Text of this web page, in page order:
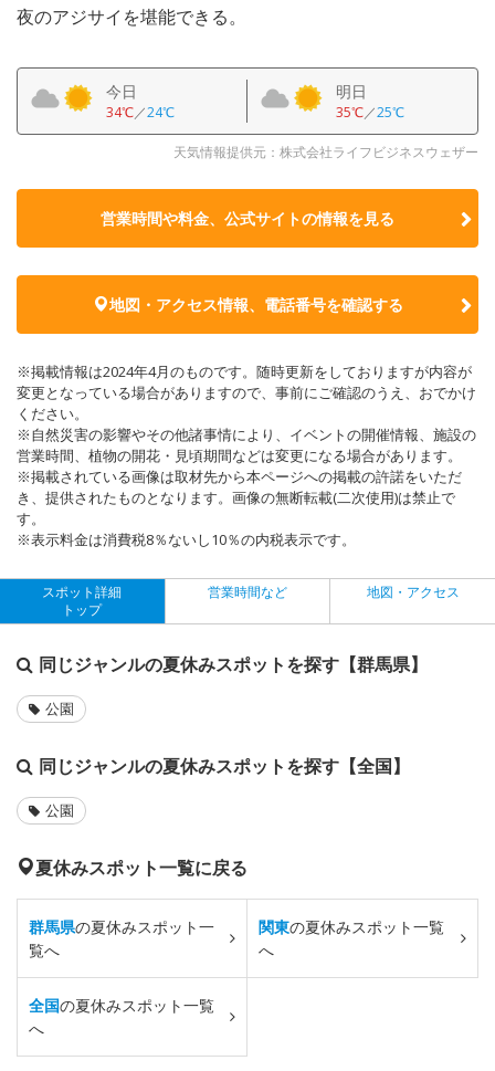
夜のアジサイを堪能できる。
今日
34℃／24℃
明日
35℃／25℃
天気情報提供元：株式会社ライフビジネスウェザー
営業時間や料金、公式サイトの情報を見る
地図・アクセス情報、電話番号を確認する
※掲載情報は2024年4月のものです。随時更新をしておりますが内容が
変更となっている場合がありますので、事前にご確認のうえ、おでかけ
ください。
※自然災害の影響やその他諸事情により、イベントの開催情報、施設の
営業時間、植物の開花・見頃期間などは変更になる場合があります。
※掲載されている画像は取材先から本ページへの掲載の許諾をいただ
き、提供されたものとなります。画像の無断転載(二次使用)は禁止で
す。
※表示料金は消費税8％ないし10％の内税表示です。
スポット詳細
トップ
営業時間など 地図・アクセス
同じジャンルの夏休みスポットを探す【群馬県】
公園
同じジャンルの夏休みスポットを探す【全国】
公園
夏休みスポット一覧に戻る
群馬県の夏休みスポット一
覧へ
関東の夏休みスポット一覧
へ
全国の夏休みスポット一覧
へ